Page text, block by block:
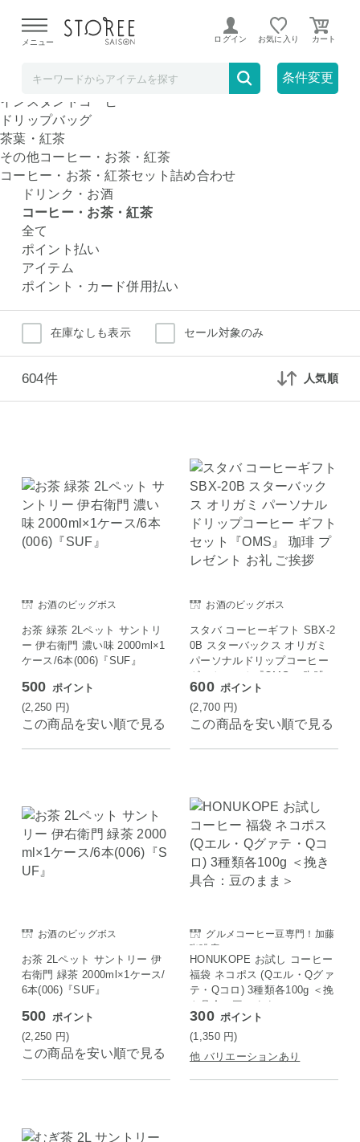
よる配送遅延が発生しております。
メニュー ログイン お気に入り
条件変更
コーヒー・お茶・紅茶
コーヒー豆
インスタントコーヒー
ドリップバッグ
茶葉・紅茶
その他コーヒー・お茶・紅茶
コーヒー・お茶・紅茶セット詰め合わせ
ドリンク・お酒
コーヒー・お茶・紅茶
全て
ポイント払い
アイテム
ポイント・カード併用払い
在庫なしも表示 セール対象のみ
604件 人気順
お酒のビッグボス
お茶 緑茶 2Lペット サントリ
ー 伊右衛門 濃い味 2000ml×1
ケース/6本(006)『SUF』
500 ポイント
(2,250 円)
この商品を安い順で見る
お酒のビッグボス
スタバ コーヒーギフト SBX-2
0B スターバックス オリガミ
パーソナルドリップコーヒー
ギフトセット『OMS』 珈琲
プレゼント お礼 ご挨拶
600 ポイント
(2,700 円)
この商品を安い順で見る
お酒のビッグボス
お茶 2Lペット サントリー 伊
右衛門 緑茶 2000ml×1ケース/
6本(006)『SUF』
500 ポイント
(2,250 円)
この商品を安い順で見る
グルメコーヒー豆専門！加藤
珈琲店
HONUKOPE お試し コーヒー
福袋 ネコポス (Qエル・Qグァ
テ・Qコロ) 3種類各100g ＜挽
き具合：豆のまま＞
300 ポイント
(1,350 円)
他 バリエーションあり